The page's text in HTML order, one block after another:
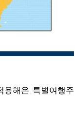
해온 특별여행주